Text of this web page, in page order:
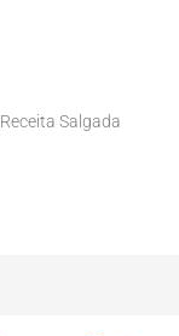
Receita Salgada